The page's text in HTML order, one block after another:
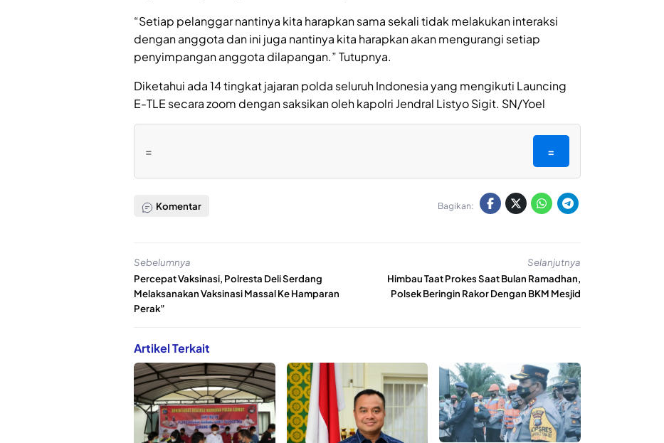
“Setiap pelanggar nantinya kita harapkan sama sekali tidak melakukan interaksi
dengan anggota dan ini juga nantinya kita harapkan akan mengurangi setiap
penyimpangan anggota dilapangan.” Tutupnya.
Diketahui ada 14 tingkat jajaran polda seluruh Indonesia yang mengikuti Launcing
E-TLE secara zoom dengan saksikan oleh kapolri Jendral Listyo Sigit. SN/Yoel
= =
Komentar Bagikan:
Sebelumnya
Percepat Vaksinasi, Polresta Deli Serdang
Melaksanakan Vaksinasi Massal Ke Hamparan
Perak”
Selanjutnya
Himbau Taat Prokes Saat Bulan Ramadhan,
Polsek Beringin Rakor Dengan BKM Mesjid
Artikel Terkait